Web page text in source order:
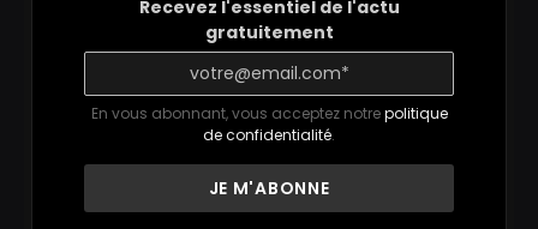
Recevez l'essentiel de l'actu
gratuitement
En vous abonnant, vous acceptez notrepolitique
de confidentialité.